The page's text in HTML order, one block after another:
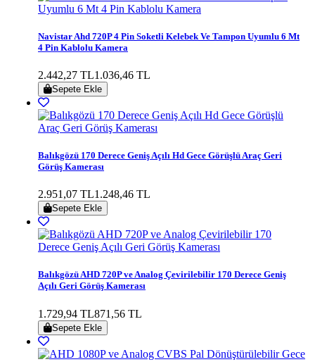
Navistar Ahd 720P 4 Pin Soketli Kelebek Ve Tampon Uyumlu 6 Mt
4 Pin Kablolu Kamera
2.442,27 TL1.036,46 TL
Sepete Ekle
Balıkgözü 170 Derece Geniş Açılı Hd Gece Görüşlü Araç Geri
Görüş Kamerası
2.951,07 TL1.248,46 TL
Sepete Ekle
Balıkgözü AHD 720P ve Analog Çevirilebilir 170 Derece Geniş
Açılı Geri Görüş Kamerası
1.729,94 TL871,56 TL
Sepete Ekle